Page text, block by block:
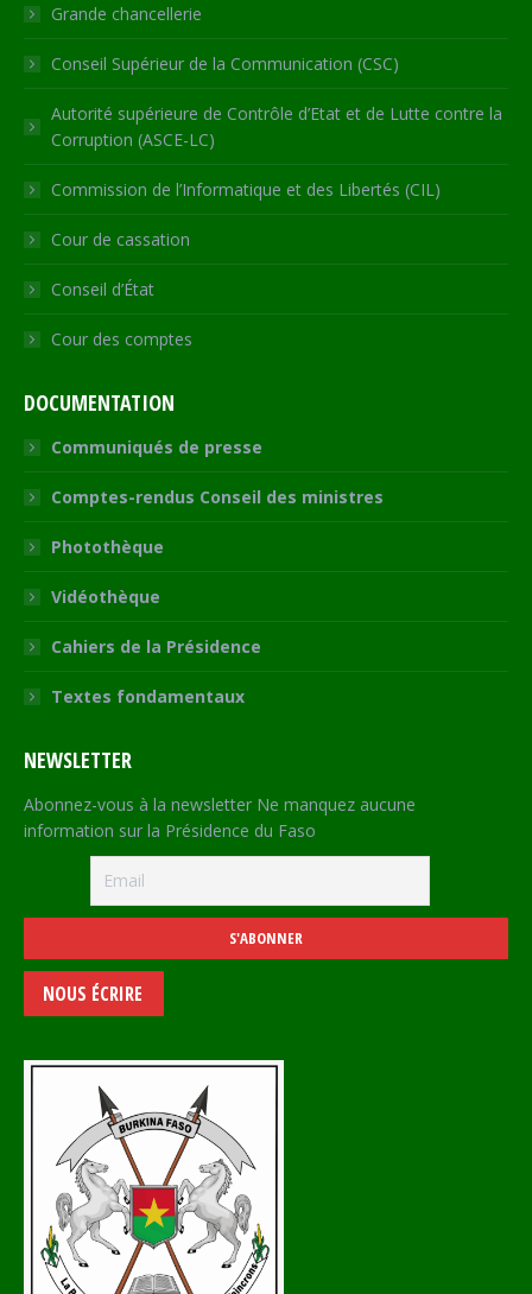
Grande chancellerie
Conseil Supérieur de la Communication (CSC)
Autorité supérieure de Contrôle d’Etat et de Lutte contre la
Corruption (ASCE-LC)
Commission de l’Informatique et des Libertés (CIL)
Cour de cassation
Conseil d’État
Cour des comptes
DOCUMENTATION
Communiqués de presse
Comptes-rendus Conseil des ministres
Photothèque
Vidéothèque
Cahiers de la Présidence
Textes fondamentaux
NEWSLETTER
Abonnez-vous à la newsletter Ne manquez aucune
information sur la Présidence du Faso
NOUS ÉCRIRE